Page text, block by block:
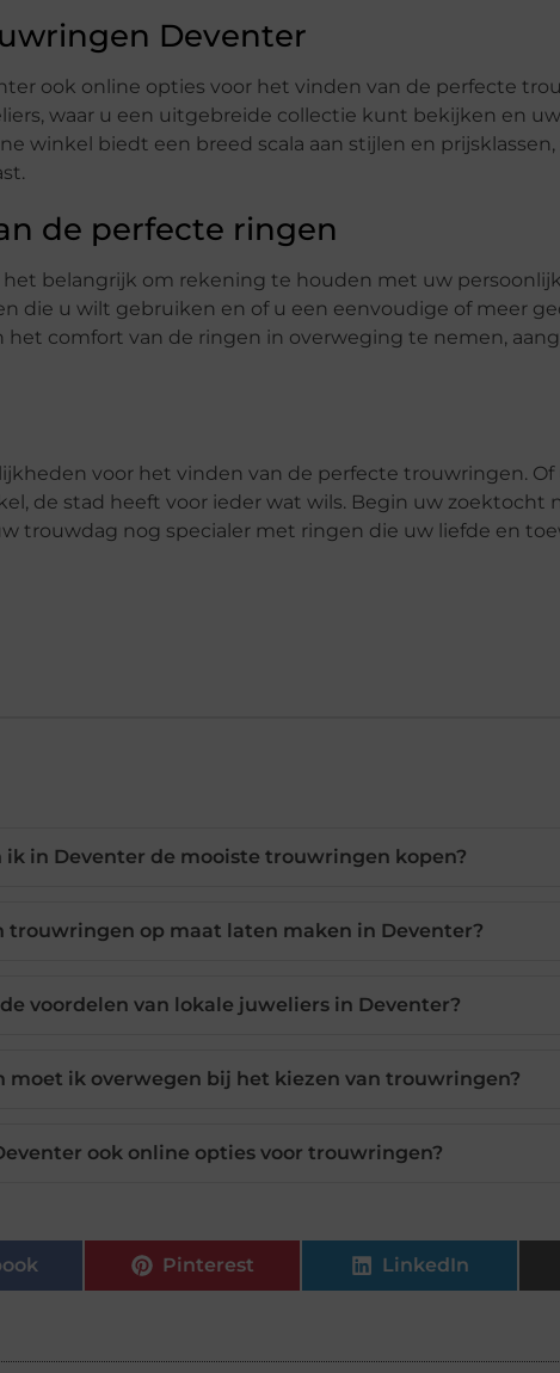
Deventer
ook online opties voor het vinden van de perfecte
waar u een uitgebreide collectie kunt bekijken en
winkel biedt een breed scala aan stijlen en prijsklassen,
de perfecte ringen
belangrijk om rekening te houden met uw
die u wilt gebruiken en of u een eenvoudige of meer
comfort van de ringen in overweging te nemen,
voor het vinden van de perfecte trouwringen. Of
de stad heeft voor ieder wat wils. Begin uw zoektocht
trouwdag nog specialer met ringen die uw liefde en
ik in Deventer de mooiste trouwringen kopen?
trouwringen op maat laten maken in Deventer?
voordelen van lokale juweliers in Deventer?
moet ik overwegen bij het kiezen van trouwringen?
ook online opties voor trouwringen?
Pinterest LinkedIn